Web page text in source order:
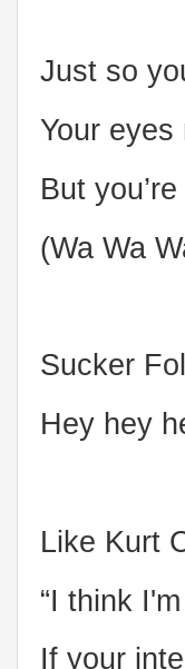
Just so
Your eyes
But
(Wa Wa
Sucker
Hey hey
Like Kurt
“I think
If your